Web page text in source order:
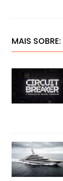
MAIS SOBRE: